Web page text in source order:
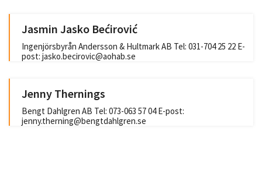
Jasmin Jasko Bećirović
Ingenjörsbyrån Andersson & Hultmark AB Tel: 031-704 25 22 E-
post: jasko.becirovic@aohab.se
Jenny Thernings
Bengt Dahlgren AB Tel: 073-063 57 04 E-post:
jenny.therning@bengtdahlgren.se